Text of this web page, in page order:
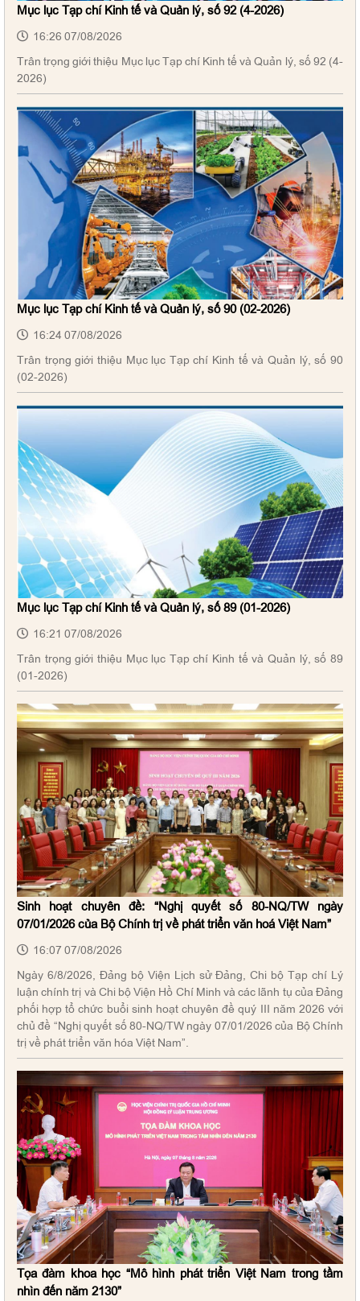
Mục lục Tạp chí Kinh tế và Quản lý, số 92 (4-2026)
16:26 07/08/2026
Trân trọng giới thiệu Mục lục Tạp chí Kinh tế và Quản lý, số 92 (4-
2026)
Mục lục Tạp chí Kinh tế và Quản lý, số 90 (02-2026)
16:24 07/08/2026
Trân trọng giới thiệu Mục lục Tạp chí Kinh tế và Quản lý, số 90
(02-2026)
Mục lục Tạp chí Kinh tế và Quản lý, số 89 (01-2026)
16:21 07/08/2026
Trân trọng giới thiệu Mục lục Tạp chí Kinh tế và Quản lý, số 89
(01-2026)
Sinh hoạt chuyên đề: “Nghị quyết số 80-NQ/TW ngày
07/01/2026 của Bộ Chính trị về phát triển văn hoá Việt Nam”
16:07 07/08/2026
Ngày 6/8/2026, Đảng bộ Viện Lịch sử Đảng, Chi bộ Tạp chí Lý
luận chính trị và Chi bộ Viện Hồ Chí Minh và các lãnh tụ của Đảng
phối hợp tổ chức buổi sinh hoạt chuyên đề quý III năm 2026 với
chủ đề “Nghị quyết số 80-NQ/TW ngày 07/01/2026 của Bộ Chính
trị về phát triển văn hóa Việt Nam”.
Tọa đàm khoa học “Mô hình phát triển Việt Nam trong tầm
nhìn đến năm 2130”